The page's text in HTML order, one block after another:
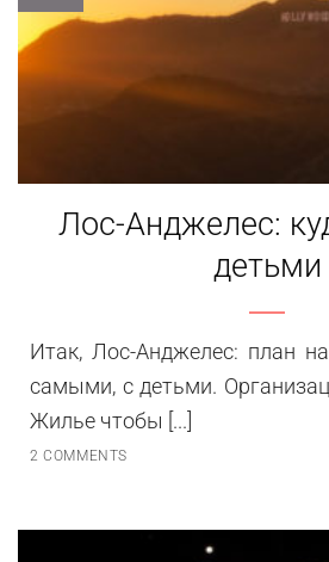
Лос-Анджелес:
детьми
Итак, Лос-Анджелес: план
самыми, с детьми.
Жилье чтобы [...]
2 COMMENTS